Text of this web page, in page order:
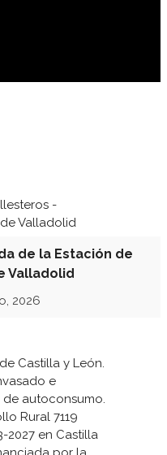
de la Estación de
Valladolid
2026